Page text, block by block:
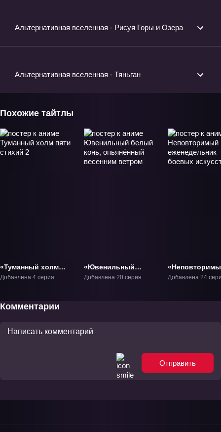
Альтернативная вселенная - Рисуя Горы и Озера
Альтернативная вселенная - Тяньган
Похожие тайтлы
«Туманный холм
пяти стихий 2» ТВ-2
Добавлена 4 серия
«Ювенильный
белый конь,
Добавлена 20 серия
еженедельник
Добавлена 24
Комментарии
Отправить